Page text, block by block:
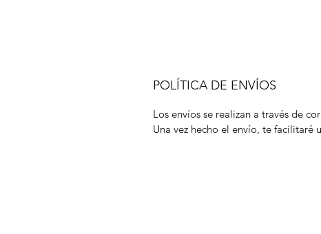
POLÍTICA DE ENVÍOS
Los envíos se realizan a través de
Una vez hecho el envío, te facilitaré